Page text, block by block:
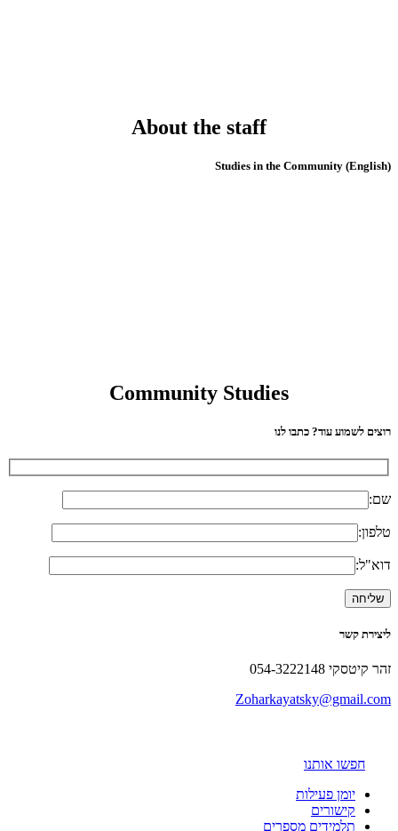
About the staff
(English) Studies in the Community
Community Studies
רוצים לשמוע עוד? כתבו לנו
שם:
טלפון:
דוא"ל:
ליצירת קשר
זהר קיטסקי 054-3222148
Zoharkayatsky@gmail.com
חפשו אותנו
יומן פעילות
קישורים
תלמידים מספרים